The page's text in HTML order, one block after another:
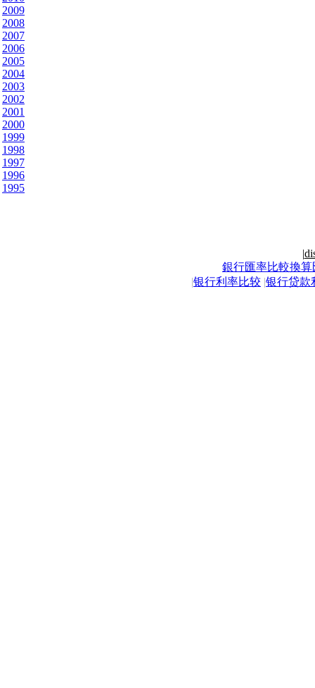
2009
2008
2007
2006
2005
2004
2003
2002
2001
2000
1999
1998
1997
1996
1995
|
銀行匯率比較換算
|银行利率比较 |银行贷款